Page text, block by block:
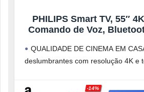
PHILIPS Smart TV, 55″
Comando de Voz,
QUALIDADE DE CINEMA EM
deslumbrantes com resolução 4K e
-14%